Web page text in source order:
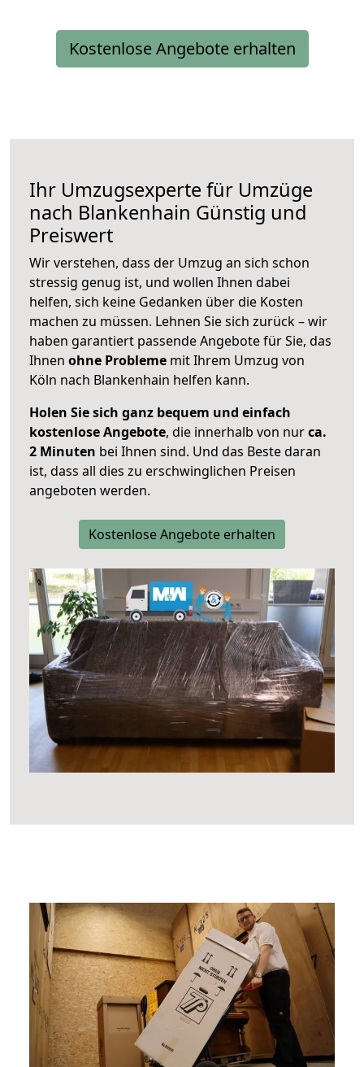
Kostenlose Angebote erhalten
Ihr Umzugsexperte für Umzüge
nach Blankenhain Günstig und
Preiswert
Wir verstehen, dass der Umzug an sich schon
stressig genug ist, und wollen Ihnen dabei
helfen, sich keine Gedanken über die Kosten
machen zu müssen. Lehnen Sie sich zurück – wir
haben garantiert passende Angebote für Sie, das
Ihnen ohne Probleme mit Ihrem Umzug von
Köln nach Blankenhain helfen kann.
Holen Sie sich ganz bequem und einfach
kostenlose Angebote, die innerhalb von nurca.
2 Minuten bei Ihnen sind. Und das Beste daran
ist, dass all dies zu erschwinglichen Preisen
angeboten werden.
Kostenlose Angebote erhalten